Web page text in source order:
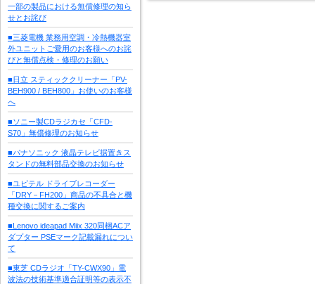
一部の製品における無償修理の知ら
せとお詫び
■三菱電機 業務用空調・冷熱機器室
外ユニットご愛用のお客様へのお詫
びと無償点検・修理のお願い
■日立 スティッククリーナー「PV-
BEH900 / BEH800」お使いのお客様
へ
■ソニー製CDラジカセ「CFD-
S70」無償修理のお知らせ
■パナソニック 液晶テレビ据置きス
タンドの無料部品交換のお知らせ
■ユピテル ドライブレコーダー
「DRY－FH200」商品の不具合と機
種交換に関するご案内
■Lenovo ideapad Miix 320同梱ACア
ダプター PSEマーク記載漏れについ
て
■東芝 CDラジオ「TY-CWX90」電
波法の技術基準適合証明等の表示不